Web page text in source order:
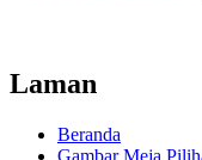
Laman
Beranda
Gambar Meja